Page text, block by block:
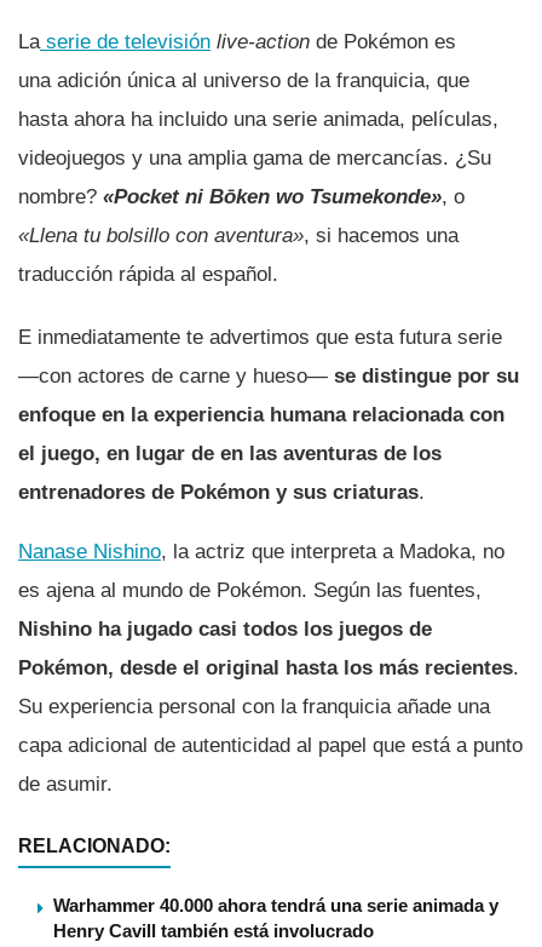
La serie de televisión live-action de Pokémon es
una adición única al universo de la franquicia, que
hasta ahora ha incluido una serie animada, películas,
videojuegos y una amplia gama de mercancías. ¿Su
nombre? «Pocket ni Bōken wo Tsumekonde», o
«Llena tu bolsillo con aventura», si hacemos una
traducción rápida al español.
E inmediatamente te advertimos que esta futura serie
—con actores de carne y hueso— se distingue por su
enfoque en la experiencia humana relacionada con
el juego, en lugar de en las aventuras de los
entrenadores de Pokémon y sus criaturas.
Nanase Nishino, la actriz que interpreta a Madoka, no
es ajena al mundo de Pokémon. Según las fuentes,
Nishino ha jugado casi todos los juegos de
Pokémon, desde el original hasta los más recientes.
Su experiencia personal con la franquicia añade una
capa adicional de autenticidad al papel que está a punto
de asumir.
RELACIONADO:
Warhammer 40.000 ahora tendrá una serie animada y
Henry Cavill también está involucrado